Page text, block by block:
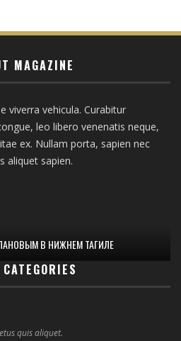
MAGAZINE
viverra vehicula. Curabitur
leo libero venenatis neque,
ex. Nullam porta, sapien nec
aliquet sapien.
В НИЖНЕМ ТАГИЛЕ
quis aliquet.